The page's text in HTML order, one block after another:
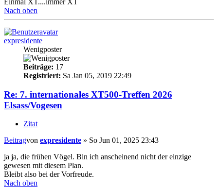
Nach oben
expresidente
Wenigposter
Beiträge: 17
Registriert: Sa Jan 05, 2019 22:49
Re: 7. internationales XT500-Treffen 2026
Elsass/Vogesen
Zitat
Beitragvon expresidente » So Jun 01, 2025 23:43
ja ja, die frühen Vögel. Bin ich anscheinend nicht der einzige
gewesen mit diesem Plan.
Bleibt also bei der Vorfreude.
Nach oben